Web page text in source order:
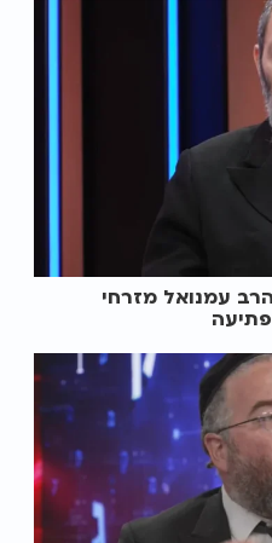
עמנואל מזרחי